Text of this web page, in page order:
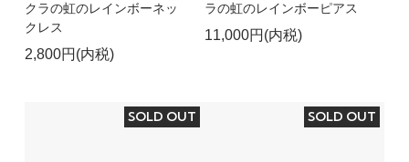
クラの虹のレインボーネッ
クレス
2,800円(内税)
ラの虹のレインボーピアス
11,000円(内税)
SOLD OUT SOLD OUT